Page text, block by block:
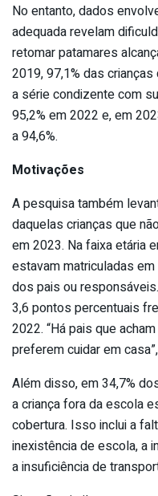
No entanto, dados
adequada revelam
retomar patamares
2019, 97,1% das
a série condizente com
95,2% em 2022 e, em
a 94,6%.
Motivações
A pesquisa também
daquelas crianças que
em 2023. Na faixa etária
estavam matriculadas
dos pais ou
3,6 pontos percentuais
2022. “Há pais que
preferem cuidar em
Além disso, em 34,7%
a criança fora da escola
cobertura. Isso inclui a
inexistência de escola, a
a insuficiência de